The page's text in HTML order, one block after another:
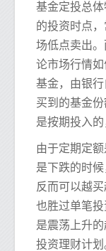
基金定投总
的投资时点
场低点卖出
论市场行情
基金，由银
买到的基金
是按期投入的
由于定期定
是下跌的时
反而可以越
也胜过单笔
是震荡上升
投资理财计划